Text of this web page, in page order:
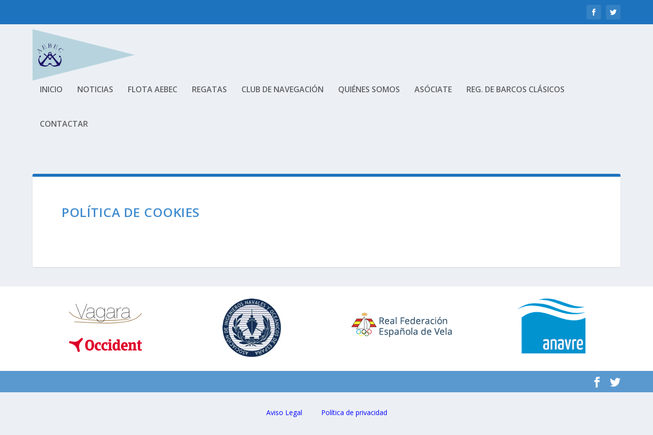
INICIO NOTICIAS FLOTA AEBEC REGATAS CLUB DE NAVEGACIÓN QUIÉNES SOMOS ASÓCIATE REG. DE BARCOS CLÁSICOS
CONTACTAR
POLÍTICA DE COOKIES
Aviso Legal Política de privacidad